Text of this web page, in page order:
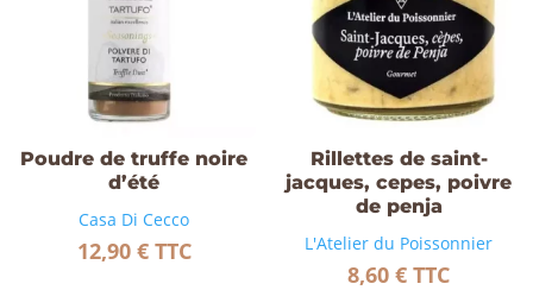
Poudre de truffe noire
d’été
Casa Di Cecco
12,90 € TTC
Rillettes de saint-
jacques, cepes, poivre
de penja
L'Atelier du Poissonnier
8,60€ TTC